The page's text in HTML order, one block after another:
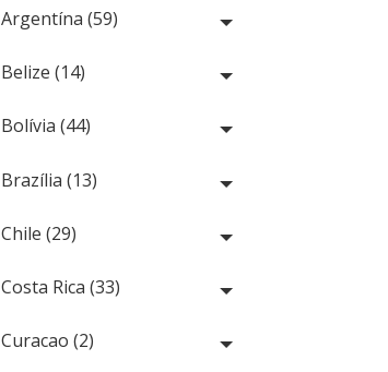
Argentína (59)
Belize (14)
Bolívia (44)
Brazília (13)
Chile (29)
Costa Rica (33)
Curacao (2)